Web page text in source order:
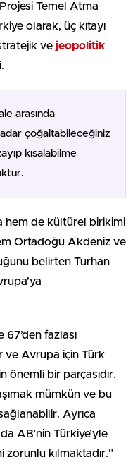
Temel Atma
olarak, üç kıtayı
ve jeopolitik
arasında
çoğaltabileceğiniz
kısalabilme
hem de kültürel birikimi
Ortadoğu Akdeniz ve
belirten Turhan
67’den fazlası
ve Avrupa için Türk
önemli bir parçasıdır.
mümkün ve bu
Ayrıca
AB’nin Türkiye’yle
kılmaktadır.”